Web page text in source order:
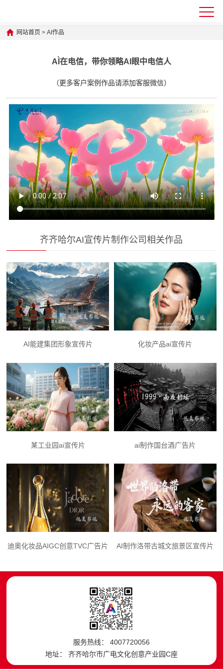
网站首页 >AI作品
AÌ在电信，带你领略AI眼中电信人
（更多客户案例作品请添加客服微信）
齐齐哈尔AI宣传片制作公司相关作品
AI能建集团形象宣传片 化妆产品ai宣传片
某工业园ai宣传片 ai制作国台酒广告片
迪奥化妆品AIGC创意TVC广告片 AI制作洛带古城文旅景区宣传片
服务热线： 4007720056
地址： 齐齐哈尔市广电文化创意产业园C座